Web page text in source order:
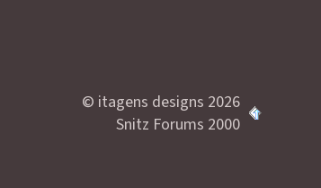
© itagens designs 2026
Snitz Forums 2000